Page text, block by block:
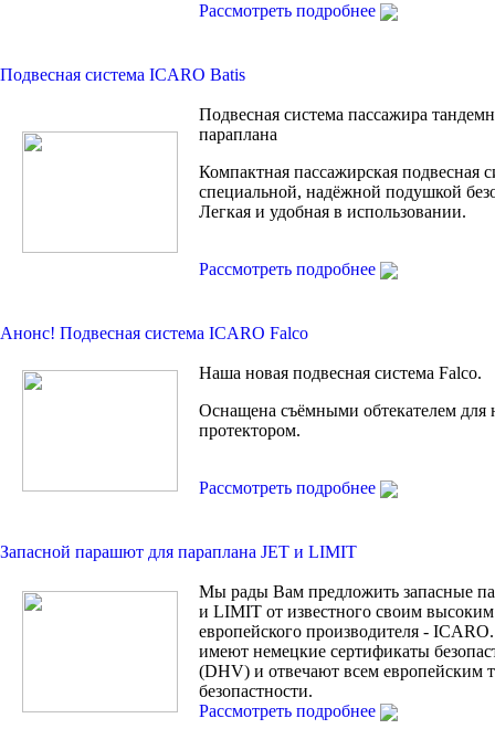
Рассмотреть подробнее
Подвесная система ICARO Batis
Подвесная система пассажира
параплана
Компактная пассажирская подвесная
специальной, надёжной подушкой
Легкая и удобная в использовании.
Рассмотреть подробнее
Анонс! Подвесная сиcтема ICARO Falco
Наша новая подвесная система Falco.
Оснащена съёмными обтекателем для
протектором.
Рассмотреть подробнее
Запасной парашют для параплана JET и LIMIT
Мы рады Вам предложить запасные
и LIMIT от известного своим высоким
европейского производителя -
имеют немецкие сертификаты
(DHV) и отвечают всем европейским
безопастности.
Рассмотреть подробнее